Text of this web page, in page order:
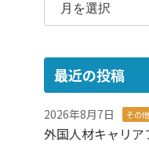
最近の投稿
2026年8月7日 その
外国人材キャリ